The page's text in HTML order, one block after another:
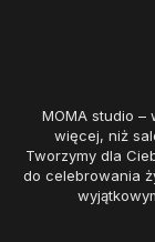
MOMA studio –
więcej, niż
Tworzymy dla
do celebrowania